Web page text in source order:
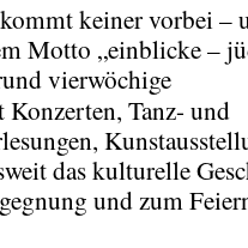
keiner vorbei –
Motto „einblicke –
vierwöchige
Konzerten, Tanz- und
das kulturelle
und zum